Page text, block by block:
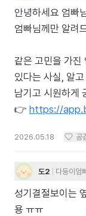
안녕하세요 엄빠
엄빠님께만 알려
같은 고민을 가진
있다는 사실, 알
남기고 시원하게
👉 https://
2026.05.18 공
도2 다둥이엄
성기결절보이는
용 ㅠㅠ